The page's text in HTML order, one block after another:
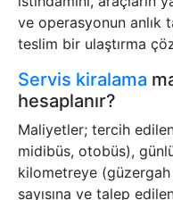
ve operasyonun anlık
teslim bir ulaştırma
Servis kiralama
hesaplanır?
Maliyetler; tercih
midibüs, otobüs),
kilometreye
sayısına ve talep